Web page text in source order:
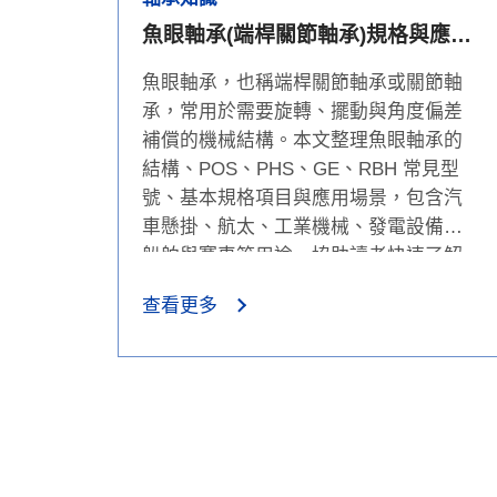
魚眼軸承(端桿關節軸承)規格與應
魚眼軸承，也稱端桿關節軸承或關節軸
承，常用於需要旋轉、擺動與角度偏差
補償的機械結構。本文整理魚眼軸承的
結構、POS、PHS、GE、RBH 常見型
號、基本規格項目與應用場景，包含汽
車懸掛、航太、工業機械、發電設備、
船舶與賽車等用途，協助讀者快速了解
查看更多